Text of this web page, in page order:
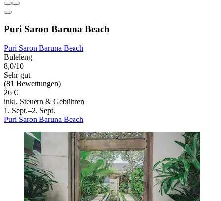
Puri Saron Baruna Beach
Puri Saron Baruna Beach
Buleleng
8,0/10
Sehr gut
(81 Bewertungen)
26 €
inkl. Steuern & Gebühren
1. Sept.–2. Sept.
Puri Saron Baruna Beach